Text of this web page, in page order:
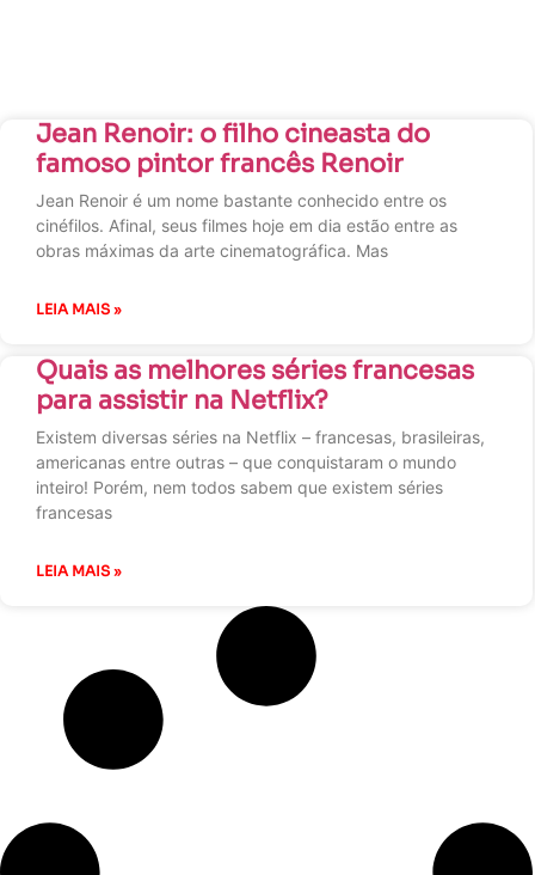
Jean Renoir: o filho cineasta do
famoso pintor francês Renoir
Jean Renoir é um nome bastante conhecido entre os
cinéfilos. Afinal, seus filmes hoje em dia estão entre as
obras máximas da arte cinematográfica. Mas
LEIA MAIS »
Quais as melhores séries francesas
para assistir na Netflix?
Existem diversas séries na Netflix – francesas, brasileiras,
americanas entre outras – que conquistaram o mundo
inteiro! Porém, nem todos sabem que existem séries
francesas
LEIA MAIS »